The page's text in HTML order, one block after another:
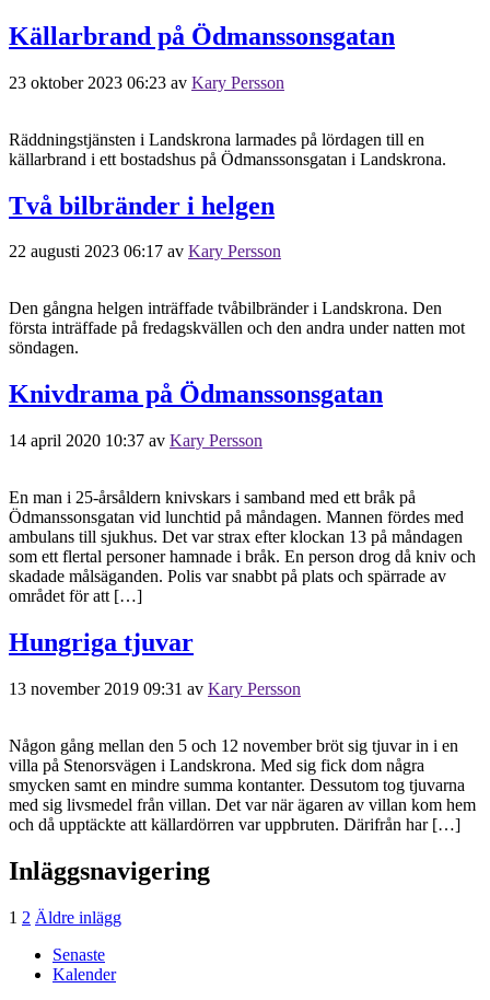
Källarbrand på Ödmanssonsgatan
23 oktober 2023 06:23 av Kary Persson
Räddningstjänsten i Landskrona larmades på lördagen till en
källarbrand i ett bostadshus på Ödmanssonsgatan i Landskrona.
Två bilbränder i helgen
22 augusti 2023 06:17 av Kary Persson
Den gångna helgen inträffade tvåbilbränder i Landskrona. Den
första inträffade på fredagskvällen och den andra under natten mot
söndagen.
Knivdrama på Ödmanssonsgatan
14 april 2020 10:37 av Kary Persson
En man i 25-årsåldern knivskars i samband med ett bråk på
Ödmanssonsgatan vid lunchtid på måndagen. Mannen fördes med
ambulans till sjukhus. Det var strax efter klockan 13 på måndagen
som ett flertal personer hamnade i bråk. En person drog då kniv och
skadade målsäganden. Polis var snabbt på plats och spärrade av
området för att […]
Hungriga tjuvar
13 november 2019 09:31 av Kary Persson
Någon gång mellan den 5 och 12 november bröt sig tjuvar in i en
villa på Stenorsvägen i Landskrona. Med sig fick dom några
smycken samt en mindre summa kontanter. Dessutom tog tjuvarna
med sig livsmedel från villan. Det var när ägaren av villan kom hem
och då upptäckte att källardörren var uppbruten. Därifrån har […]
Inläggsnavigering
1 2 Äldre inlägg
Senaste
Kalender